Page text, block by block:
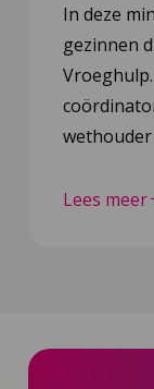
In deze
gezinnen
Lees meer